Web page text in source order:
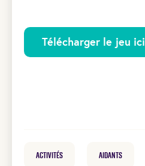
Télécharger le jeu ici
Activités Aidants